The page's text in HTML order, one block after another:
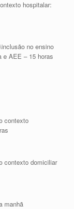
hospitalar:
no ensino
e AEE – 15 horas
contexto
contexto domiciliar
manhã